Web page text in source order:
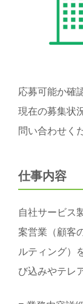
応募可能か確
現在の募集状
問い合わせく
仕事内容
自社サービス
案営業（顧客
ルティング）
び込みやテレ